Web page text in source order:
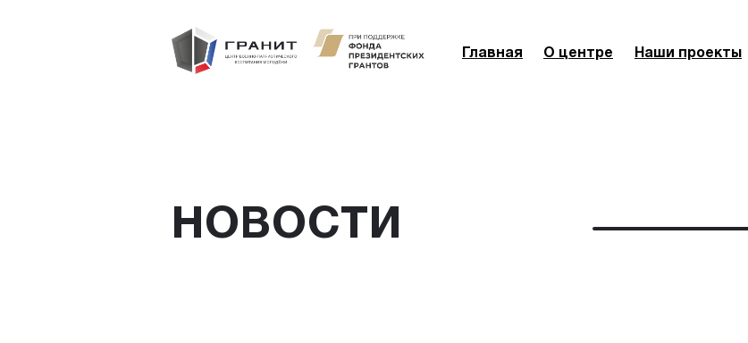
О центре Наши проекты
Главная
НОВОСТИ